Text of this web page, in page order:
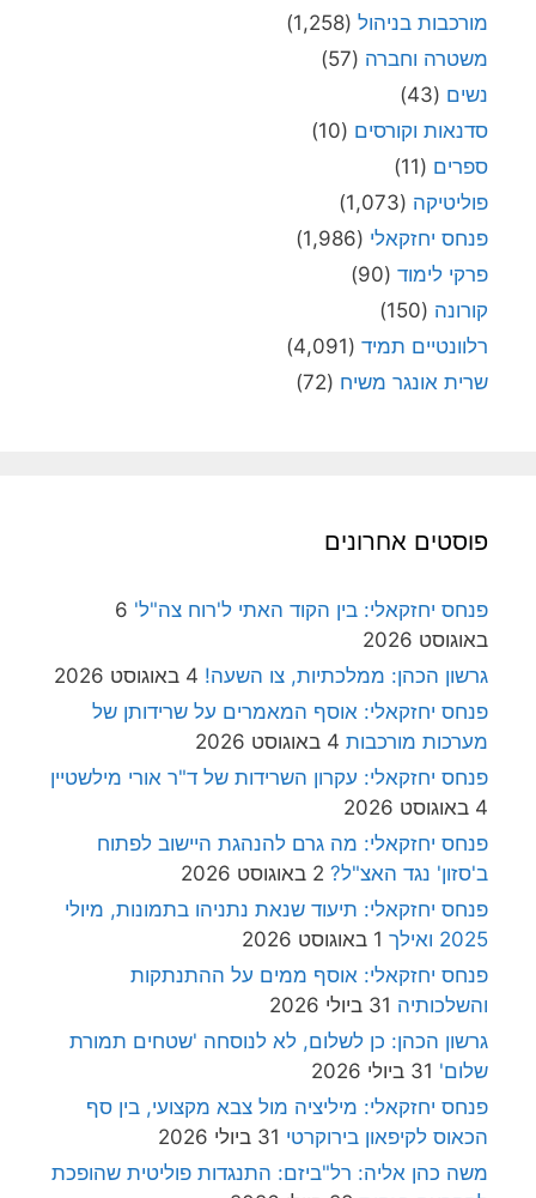
מורכבות בניהול (1,258)
משטרה וחברה (57)
נשים (43)
סדנאות וקורסים (10)
ספרים (11)
פוליטיקה (1,073)
פנחס יחזקאלי (1,986)
פרקי לימוד (90)
קורונה (150)
רלוונטיים תמיד (4,091)
שרית אונגר משיח (72)
פוסטים אחרונים
פנחס יחזקאלי: בין הקוד האתי ל'רוח צה"ל' 6
באוגוסט 2026
גרשון הכהן: ממלכתיות, צו השעה! 4 באוגוסט 2026
פנחס יחזקאלי: אוסף המאמרים על שרידותן של
מערכות מורכבות 4 באוגוסט 2026
פנחס יחזקאלי: עקרון השרידות של ד"ר אורי מילשטיין
4 באוגוסט 2026
פנחס יחזקאלי: מה גרם להנהגת היישוב לפתוח
ב'סזון' נגד האצ"ל? 2 באוגוסט 2026
פנחס יחזקאלי: תיעוד שנאת נתניהו בתמונות, מיולי
2025 ואילך
1 באוגוסט 2026
פנחס יחזקאלי: אוסף ממים על ההתנתקות
והשלכותיה 31 ביולי 2026
גרשון הכהן: כן לשלום, לא לנוסחה 'שטחים תמורת
שלום' 31 ביולי 2026
פנחס יחזקאלי: מיליציה מול צבא מקצועי, בין סף
הכאוס לקיפאון בירוקרטי 31 ביולי 2026
משה כהן אליה: רל"ביזם: התנגדות פוליטית שהופכת